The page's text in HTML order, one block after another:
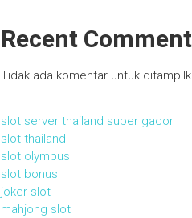
Recent
Tidak ada komentar untuk
slot server thailand super gacor
slot thailand
slot olympus
slot bonus
joker slot
mahjong slot